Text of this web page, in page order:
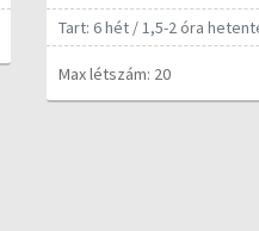
Tart: 6 hét / 1,5-2 óra
Max létszám: 20